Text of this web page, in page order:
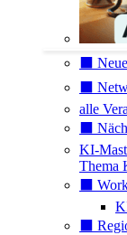
⬛️
⬛️
alle
⬛️
KI-
Thema
⬛️
⬛️